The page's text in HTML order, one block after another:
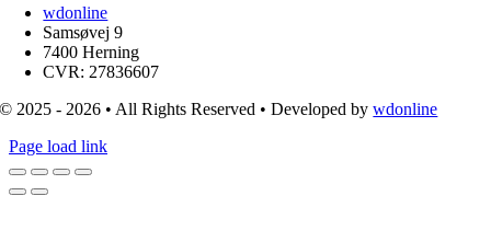
wdonline
Samsøvej 9
7400 Herning
CVR: 27836607
© 2025 - 2026 • All Rights Reserved • Developed bywdonline
Page load link